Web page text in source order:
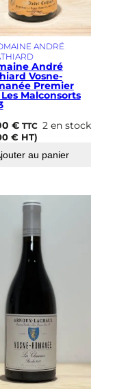
ANDRÉ
André
Vosne-
Premier
Malconsorts
€ TTC
€HT)
2 en stock
au panier